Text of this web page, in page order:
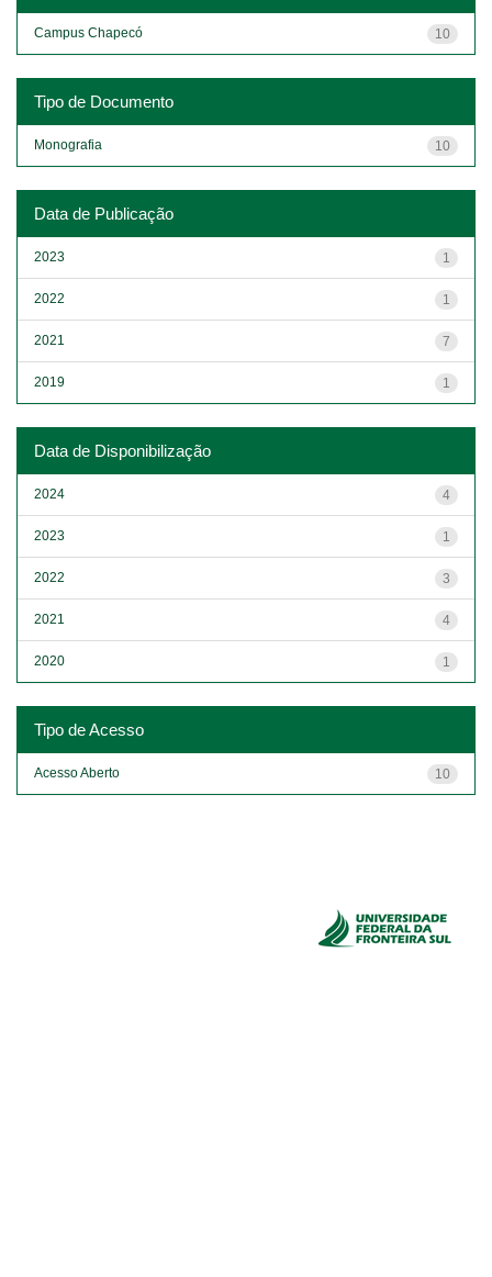
10
Campus Chapecó
Tipo de Documento
10
Monografia
Data de Publicação
1
2023
1
2022
7
2021
1
2019
Data de Disponibilização
4
2024
1
2023
3
2022
4
2021
1
2020
Tipo de Acesso
10
Acesso Aberto